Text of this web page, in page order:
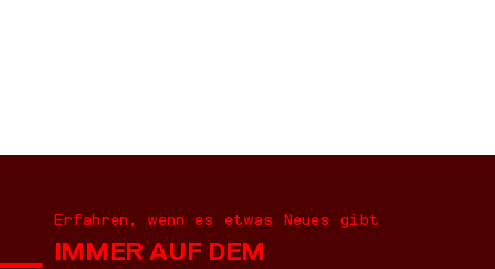
Erfahren, wenn es etwas Neues gibt
IMMER AUF DEM